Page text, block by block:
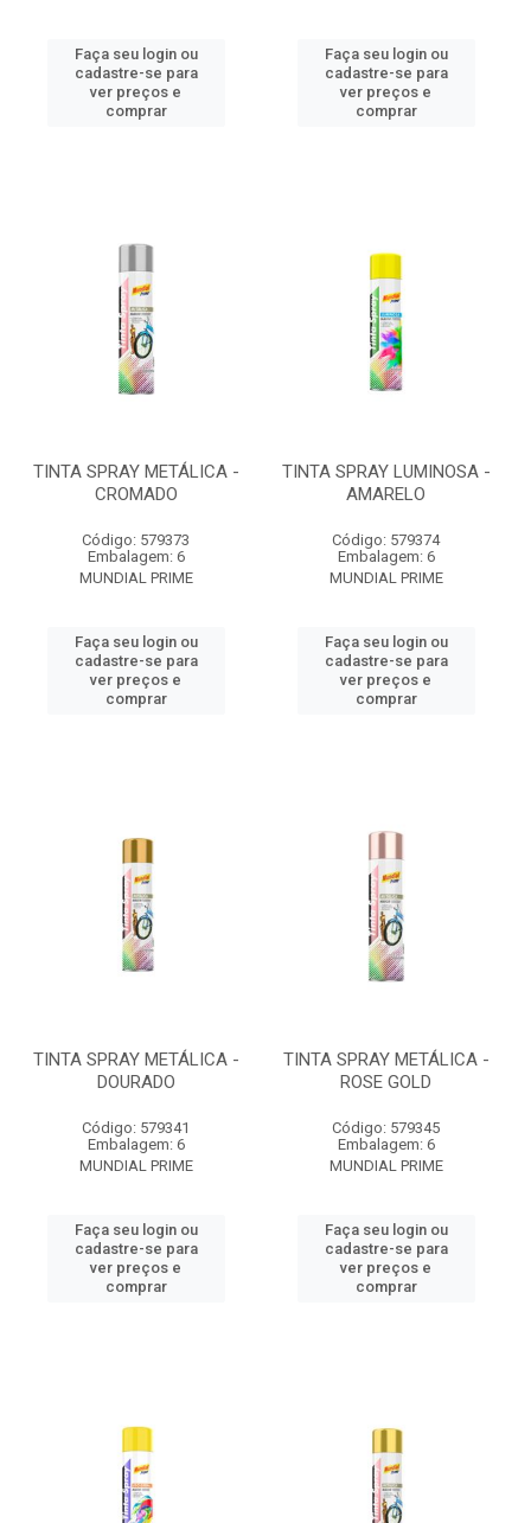
Faça seu login ou
cadastre-se para
ver preços e
comprar
Faça seu login ou
cadastre-se para
ver preços e
comprar
TINTA SPRAY METÁLICA -
CROMADO
Código: 579373
Embalagem: 6
MUNDIAL PRIME
Faça seu login ou
cadastre-se para
ver preços e
comprar
TINTA SPRAY LUMINOSA -
AMARELO
Código: 579374
Embalagem: 6
MUNDIAL PRIME
Faça seu login ou
cadastre-se para
ver preços e
comprar
TINTA SPRAY METÁLICA -
DOURADO
Código: 579341
Embalagem: 6
MUNDIAL PRIME
Faça seu login ou
cadastre-se para
ver preços e
comprar
TINTA SPRAY METÁLICA -
ROSE GOLD
Código: 579345
Embalagem: 6
MUNDIAL PRIME
Faça seu login ou
cadastre-se para
ver preços e
comprar